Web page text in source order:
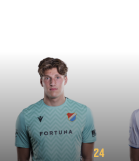
24